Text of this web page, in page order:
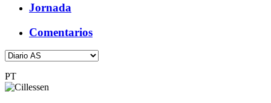
Jornada
Comentarios
PT